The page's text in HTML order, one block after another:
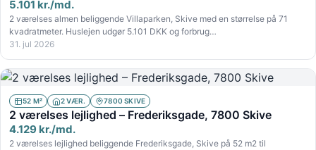
5.101 kr./md.
2 værelses almen beliggende Villaparken, Skive med en størrelse på 71
kvadratmeter. Huslejen udgør 5.101 DKK og forbrug…
31. jul 2026
52 M² 2 VÆR. 7800 SKIVE
2 værelses lejlighed – Frederiksgade, 7800 Skive
4.129 kr./md.
2 værelses lejlighed beliggende Frederiksgade, Skive på 52 m2 til